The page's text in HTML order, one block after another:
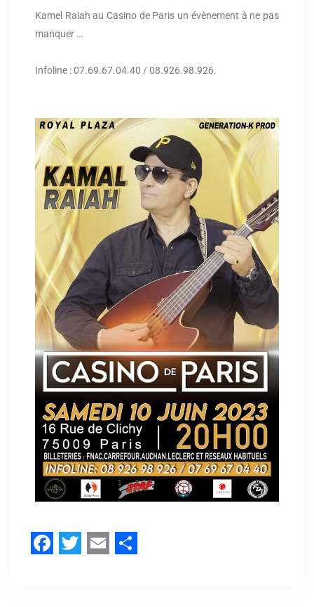
Kamel Raiah au Casino de Paris un évènement à ne pas
manquer …
Infoline : 07.69.67.04.40 / 08.926.98.926.